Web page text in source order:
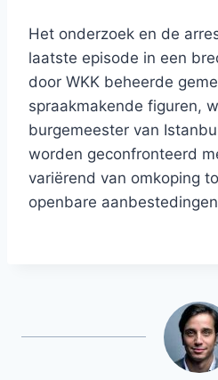
Het onderzoek en de
laatste episode in een
door WKK beheerde
spraakmakende figuren,
burgemeester van
worden geconfronteerd
variërend van omkoping
openbare